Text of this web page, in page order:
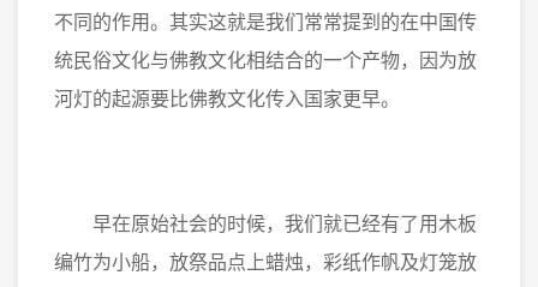
不同的作用。其实这就是我们常常提到的在中国传
统民俗文化与佛教文化相结合的一个产物，因为放
河灯的起源要比佛教文化传入国家更早。
早在原始社会的时候，我们就已经有了用木板
编竹为小船，放祭品点上蜡烛，彩纸作帆及灯笼放